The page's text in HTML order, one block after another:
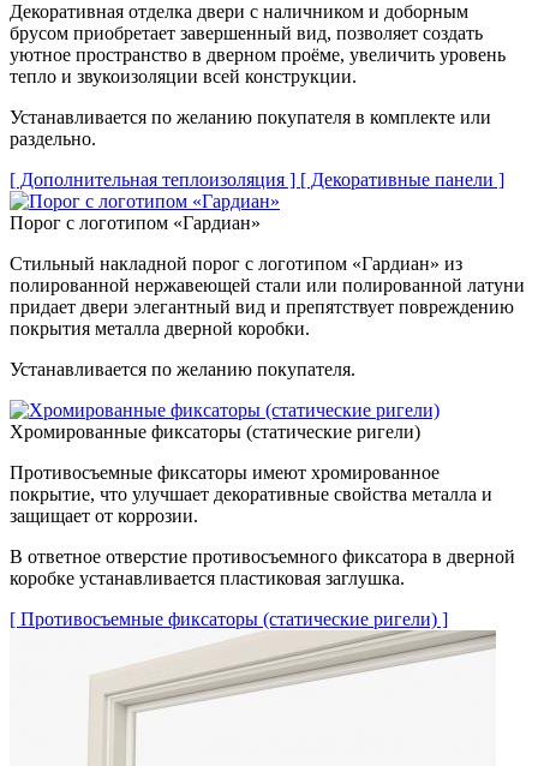
Декоративная отделка двери с наличником и доборным
брусом приобретает завершенный вид, позволяет создать
уютное пространство в дверном проёме, увеличить уровень
тепло и звукоизоляции всей конструкции.
Устанавливается по желанию покупателя в комплекте или
раздельно.
[ Дополнительная теплоизоляция ] [ Декоративные панели ]
Порог с логотипом «Гардиан»
Стильный накладной порог с логотипом «Гардиан» из
полированной нержавеющей стали или полированной латуни
придает двери элегантный вид и препятствует повреждению
покрытия металла дверной коробки.
Устанавливается по желанию покупателя.
Хромированные фиксаторы (статические ригели)
Противосъемные фиксаторы имеют хромированное
покрытие, что улучшает декоративные свойства металла и
защищает от коррозии.
В ответное отверстие противосъемного фиксатора в дверной
коробке устанавливается пластиковая заглушка.
[ Противосъемные фиксаторы (статические ригели) ]